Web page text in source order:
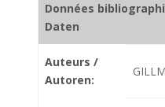
Données
Daten
Auteurs /
Autoren: